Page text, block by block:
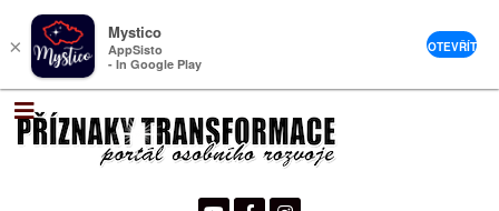
×
Mystico
AppSisto
- In Google Play
OTEVŘÍT